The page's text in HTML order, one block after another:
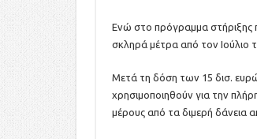
Ενώ στο πρόγραμμα στήριξης
σκληρά μέτρα από τον Ιούλιο
Μετά τη δόση των 15 δισ.
χρησιμοποιηθούν για την
μέρους από τα διμερή δάνεια